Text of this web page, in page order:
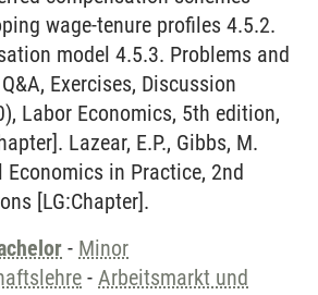
wage-tenure profiles 4.5.2.
model 4.5.3. Problems and
Exercises, Discussion
Labor Economics, 5th edition,
Lazear, E.P., Gibbs, M.
Economics in Practice, 2nd
[LG:Chapter].
- Minor
- Arbeitsmarkt und